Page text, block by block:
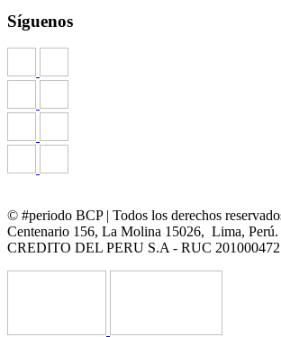
Síguenos
© #periodo BCP | Todos los derechos
Centenario 156, La Molina 15026, Lima,
CREDITO DEL PERU S.A - RUC